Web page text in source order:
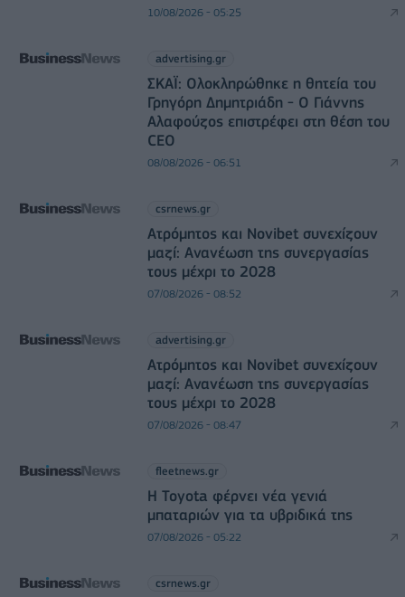
10/08/2026 - 05:25
advertising.gr
ΣΚΑΪ: Ολοκληρώθηκε η θητεία του
Γρηγόρη Δημητριάδη - Ο Γιάννης
Αλαφούζος επιστρέφει στη θέση του
CEO
08/08/2026 - 06:51
csrnews.gr
Ατρόμητος και Novibet συνεχίζουν
μαζί: Ανανέωση της συνεργασίας
τους μέχρι το 2028
07/08/2026 - 08:52
advertising.gr
Ατρόμητος και Novibet συνεχίζουν
μαζί: Ανανέωση της συνεργασίας
τους μέχρι το 2028
07/08/2026 - 08:47
fleetnews.gr
Η Toyota φέρνει νέα γενιά
μπαταριών για τα υβριδικά της
07/08/2026 - 05:22
csrnews.gr